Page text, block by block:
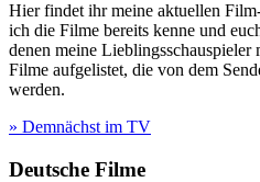
Hier findet ihr meine aktuellen
ich die Filme bereits kenne und
denen meine Lieblingsschauspieler
Filme aufgelistet, die von dem
werden.
» Demnächst im TV
Deutsche Filme